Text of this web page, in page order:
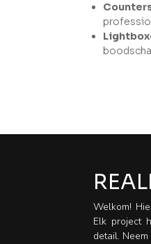
Welkom!
Elk project
detail.